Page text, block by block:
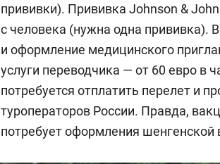
прививки). Прививка Johnson &
с человека (нужна одна прививка).
и оформление медицинского
услуги переводчика — от 60 евро в
потребуется отплатить перелет и
туроператоров России. Правда,
потребует оформления шенгенской